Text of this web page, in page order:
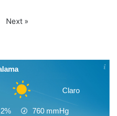
Next »
Claro
2% 760 mmHg